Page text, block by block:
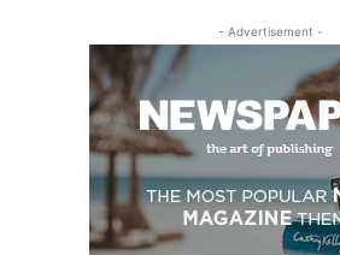
- Advertisement -